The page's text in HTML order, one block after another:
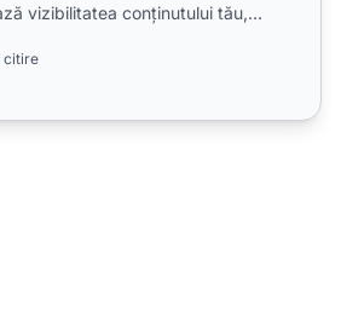
vizibilitatea conținutului tău,
citire